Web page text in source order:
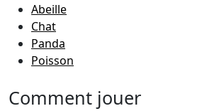
Abeille
Chat
Panda
Poisson
Comment jouer